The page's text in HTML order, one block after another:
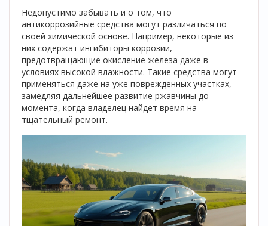
Недопустимо забывать и о том, что
антикоррозийные средства могут различаться по
своей химической основе. Например, некоторые из
них содержат ингибиторы коррозии,
предотвращающие окисление железа даже в
условиях высокой влажности. Такие средства могут
применяться даже на уже поврежденных участках,
замедляя дальнейшее развитие ржавчины до
момента, когда владелец найдет время на
тщательный ремонт.